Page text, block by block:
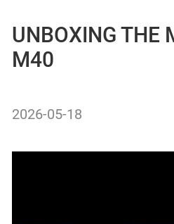
UNBOXING THE
M40
2026-05-18